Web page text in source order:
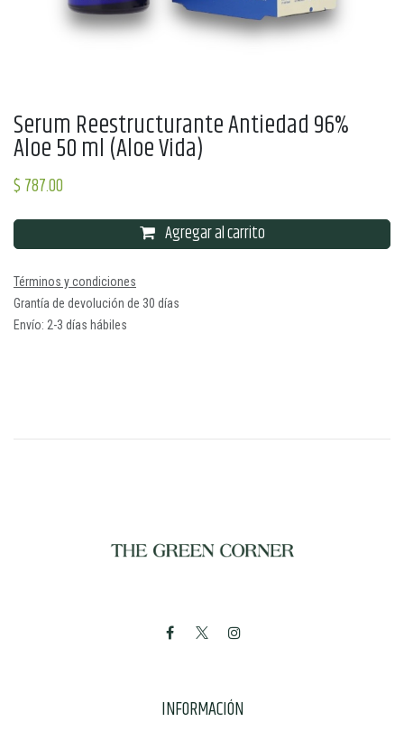
Serum Reestructurante Antiedad 96%
Aloe 50 ml (Aloe Vida)
$787.00
Agregar al carrito
Términos y condiciones
Grantía de devolución de 30 días
Envío: 2-3 días hábiles
INFORMACIÓN